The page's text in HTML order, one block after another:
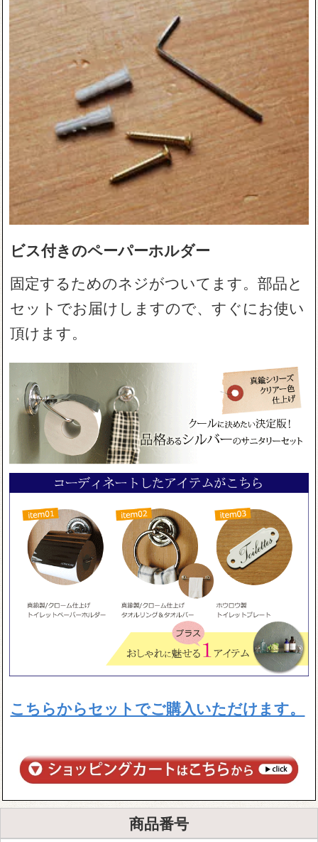
ビス付きのペーパーホルダー
固定するためのネジがついてます。部品と
セットでお届けしますので、すぐにお使い
頂けます。
こちらからセットでご購入いただけます。
商品番号